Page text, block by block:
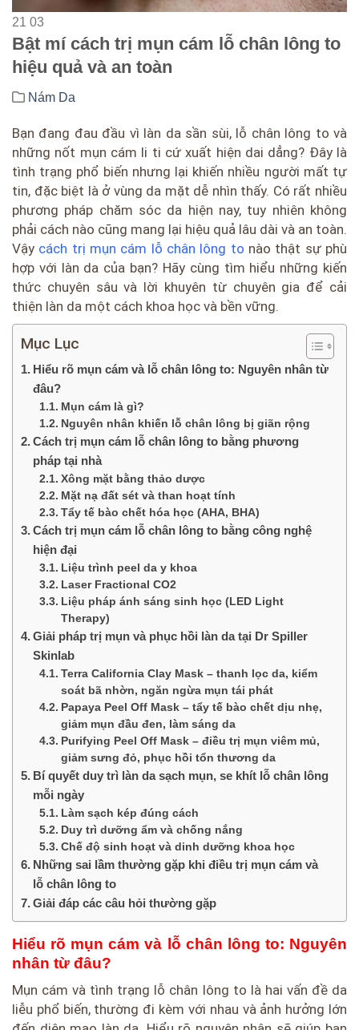
21 03
Bật mí cách trị mụn cám lỗ chân lông to
hiệu quả và an toàn
Nám Da
Bạn đang đau đầu vì làn da sần sùi, lỗ chân lông to và
những nốt mụn cám li ti cứ xuất hiện dai dẳng? Đây là
tình trạng phổ biến nhưng lại khiến nhiều người mất tự
tin, đặc biệt là ở vùng da mặt dễ nhìn thấy. Có rất nhiều
phương pháp chăm sóc da hiện nay, tuy nhiên không
phải cách nào cũng mang lại hiệu quả lâu dài và an toàn.
Vậy cách trị mụn cám lỗ chân lông to nào thật sự phù
hợp với làn da của bạn? Hãy cùng tìm hiểu những kiến
thức chuyên sâu và lời khuyên từ chuyên gia để cải
thiện làn da một cách khoa học và bền vững.
Mục Lục
Hiểu rõ mụn cám và lỗ chân lông to: Nguyên nhân từ
đâu?
Mụn cám là gì?
Nguyên nhân khiến lỗ chân lông bị giãn rộng
Cách trị mụn cám lỗ chân lông to bằng phương
pháp tại nhà
Xông mặt bằng thảo dược
Mặt nạ đất sét và than hoạt tính
Tẩy tế bào chết hóa học (AHA, BHA)
Cách trị mụn cám lỗ chân lông to bằng công nghệ
hiện đại
Liệu trình peel da y khoa
Laser Fractional CO2
Liệu pháp ánh sáng sinh học (LED Light
Therapy)
Giải pháp trị mụn và phục hồi làn da tại Dr Spiller
Skinlab
Terra California Clay Mask – thanh lọc da, kiểm
soát bã nhờn, ngăn ngừa mụn tái phát
Papaya Peel Off Mask – tẩy tế bào chết dịu nhẹ,
giảm mụn đầu đen, làm sáng da
Purifying Peel Off Mask – điều trị mụn viêm mủ,
giảm sưng đỏ, phục hồi tổn thương da
Bí quyết duy trì làn da sạch mụn, se khít lỗ chân lông
mỗi ngày
Làm sạch kép đúng cách
Duy trì dưỡng ẩm và chống nắng
Chế độ sinh hoạt và dinh dưỡng khoa học
Những sai lầm thường gặp khi điều trị mụn cám và
lỗ chân lông to
Giải đáp các câu hỏi thường gặp
Hiểu rõ mụn cám và lỗ chân lông to: Nguyên
nhân từ đâu?
Mụn cám và tình trạng lỗ chân lông to là hai vấn đề da
liễu phổ biến, thường đi kèm với nhau và ảnh hưởng lớn